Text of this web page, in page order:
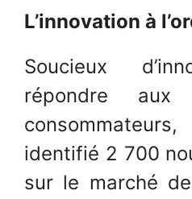
L’innovation à
Soucieux
répondre
identifié 2 700
sur le marché